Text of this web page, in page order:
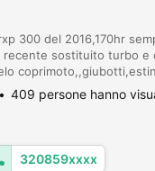
300 del 2016,170hr
sostituito turbo e
la cedo per
409 persone hanno
320859xxxx